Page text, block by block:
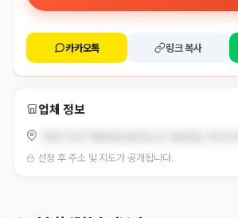
카카오톡 링크 복사
업체 정보
선정 후 주소 및 지도가 공개됩니다.